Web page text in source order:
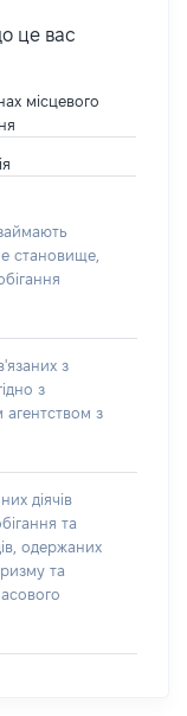
це вас
місцевого
становище,
з
з
агентством з
діячів
та
одержаних
та